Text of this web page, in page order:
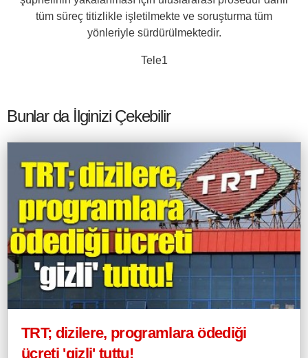
tüm süreç titizlikle işletilmekte ve soruşturma tüm
yönleriyle sürdürülmektedir.
Tele1
Bunlar da İlginizi Çekebilir
TRT; dizilere, programlara ödediği
ücreti 'gizli' tuttu!